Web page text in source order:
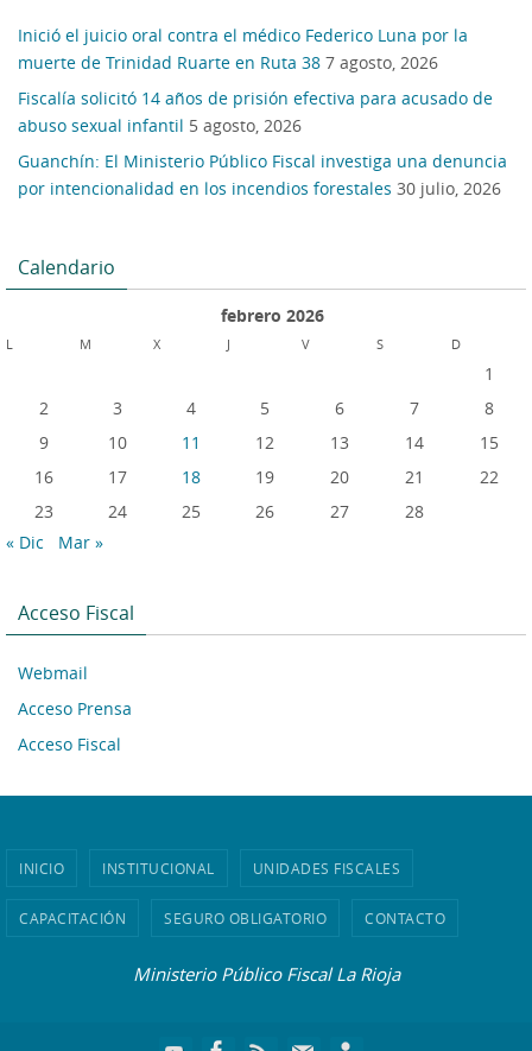
Inició el juicio oral contra el médico Federico Luna por la
muerte de Trinidad Ruarte en Ruta 38 7 agosto, 2026
Fiscalía solicitó 14 años de prisión efectiva para acusado de
abuso sexual infantil 5 agosto, 2026
Guanchín: El Ministerio Público Fiscal investiga una denuncia
por intencionalidad en los incendios forestales 30 julio, 2026
Calendario
febrero 2026
L M X J V S D
1
2
3 4 5 6 7
8
9
10 11 12 13 14
15
16
17 18 19 20 21
22
23
24 25 26 27
28
« Dic
Mar »
Acceso Fiscal
Webmail
Acceso Prensa
Acceso Fiscal
INICIO INSTITUCIONAL UNIDADES FISCALES
CAPACITACIÓN SEGURO OBLIGATORIO CONTACTO
Ministerio Público Fiscal La Rioja